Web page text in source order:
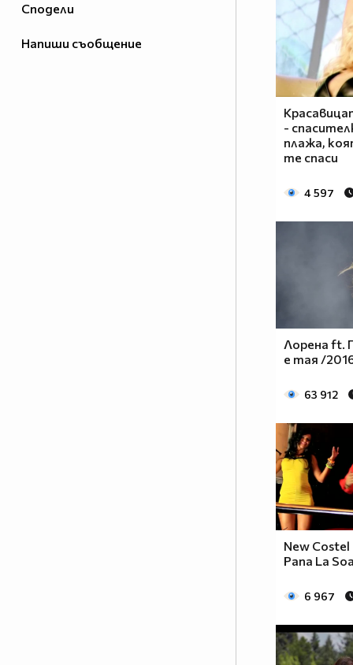
Сподели
Напиши съобщение
-
плажа,
те спаси
4 597
Лорена ft.
е тая /
63 912
New Costel
Pana La
6 967